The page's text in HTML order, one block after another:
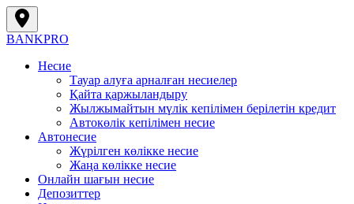
BANKPRO
Несие
Тауар алуға арналған несиелер
Қайта қаржыландыру
Жылжымайтын мүлік кепілімен берілетін кредит
Автокөлік кепілімен несие
Автонесие
Жүрілген көлікке несие
Жаңа көлікке несие
Онлайн шағын несие
Депозиттер